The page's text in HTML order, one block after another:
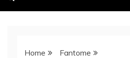
Home
Fantome